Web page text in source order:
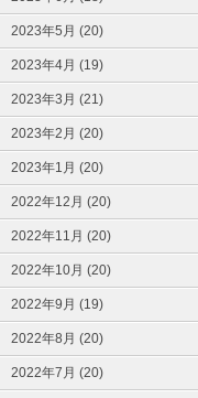
2023年5月 (20)
2023年4月 (19)
2023年3月 (21)
2023年2月 (20)
2023年1月 (20)
2022年12月 (20)
2022年11月 (20)
2022年10月 (20)
2022年9月 (19)
2022年8月 (20)
2022年7月 (20)